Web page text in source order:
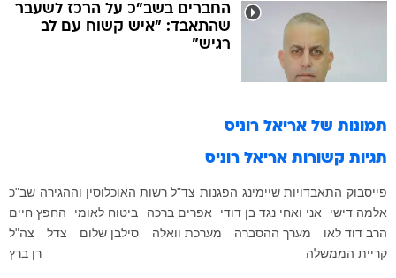
החברים בשב"כ על הרכז לשעבר
שהתאבד: "איש קשוח עם לב
רגיש"
תמונות של אריאל רוניס
תגיות קשורות אריאל רוניס
פייסבוק התאבדויות שיימינג הפגנות צד"ל רשות האוכלוסין וההגירה שב"כ
אלמה דישי
אני ואחי נגד בן דודי אפרים ברכה ביטוח לאומי
החפץ חיים
הרב דוד לאו
מערך ההסברה מערכת וואלה סילבן שלום צדל
צה"ל
קריית הממשלה
רן ברץ